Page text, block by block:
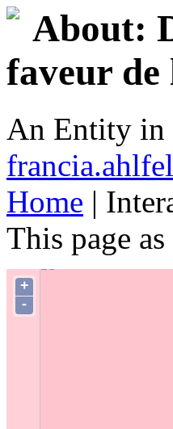
About:
faveur de
An Entity in
Home |
This page as
+
-